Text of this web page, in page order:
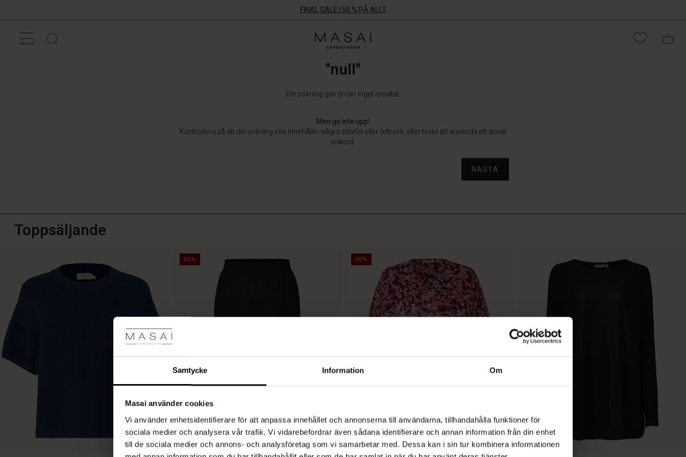
Samtycke Information Om
Masai använder cookies
Vi använder enhetsidentifierare för att anpassa innehållet och annonserna till användarna, tillhandahålla funktioner för
sociala medier och analysera vår trafik. Vi vidarebefordrar även sådana identifierare och annan information från din enhet
till de sociala medier och annons- och analysföretag som vi samarbetar med. Dessa kan i sin tur kombinera informationen
FINAL SALE | 50 % PÅ ALLT
MENU
Masai
Clothing
"null"
Din sökning gav tyvärr inget resultat.
Men ge inte upp!
Kontrollera så att din sökning inte innehåller några stavfel eller feltryck, eller testa att använda ett annat
sökord.
NÄSTA
Toppsäljande
50% 50%
BETTER COTTON